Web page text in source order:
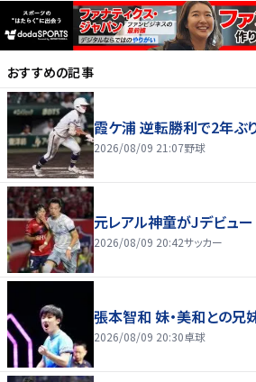
おすすめの記事
霞ケ浦 逆転勝利で2年ぶ
2026/08/09 21:07野球
元レアル神童がJデビュ
2026/08/09 20:42サッカー
張本智和 妹・美和との兄
2026/08/09 20:30卓球